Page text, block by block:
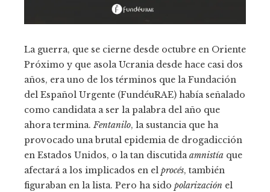
La guerra, que se cierne desde octubre en Oriente
Próximo y que asola Ucrania desde hace casi dos
años, era uno de los términos que la Fundación
del Español Urgente (FundéuRAE) había señalado
como candidata a ser la palabra del año que
ahora termina.Fentanilo, la sustancia que ha
provocado una brutal epidemia de drogadicción
en Estados Unidos, o la tan discutidaamnistía que
afectará a los implicados en el procés, también
figuraban en la lista. Pero ha sido polarización el